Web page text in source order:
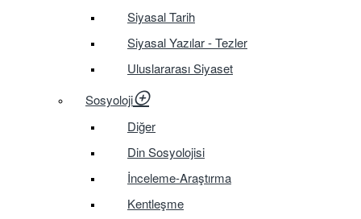
Siyasal Tarih
Siyasal Yazılar - Tezler
Uluslararası Siyaset
Sosyoloji
Diğer
Din Sosyolojisi
İnceleme-Araştırma
Kentleşme